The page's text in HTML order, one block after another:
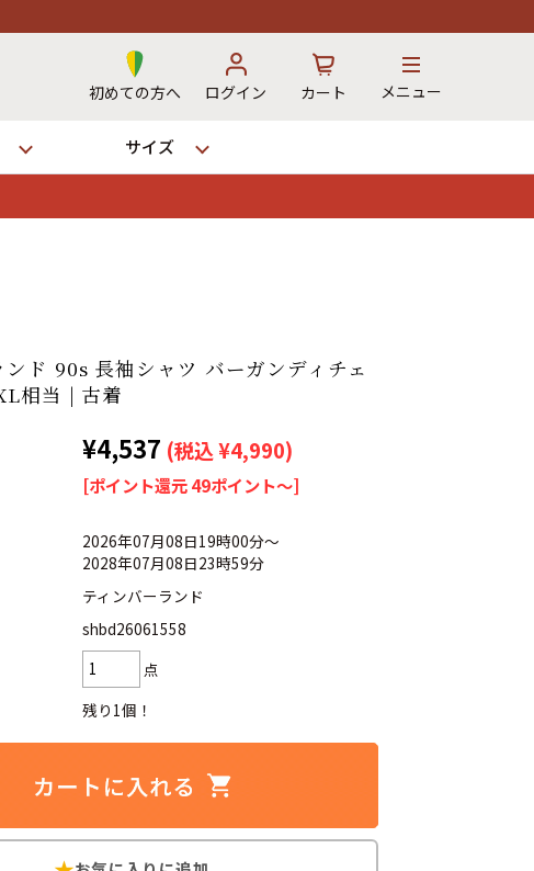
初めての方へ ログイン カート メニュー
サイズ
※対応不可：日祝、長期休暇、セール
今週のHOTワード（7/29〜8/4）
ミリタリー
ンド 90s 長袖シャツ バーガンディチェ
相当 | 古着
¥4,537 (税込 ¥4,990)
[ポイント還元 49ポイント～]
2026年07月08日19時00分～
2028年07月08日23時59分
ティンバーランド
shbd26061558
点
残り1個！